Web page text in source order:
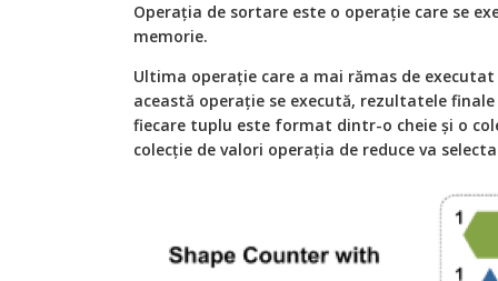
Operația de sortare este o operație care se
memorie.
Ultima operație care a mai rămas de
această operație se execută, rezultatele
fiecare tuplu este format dintr-o cheie și o
colecție de valori operația de reduce va